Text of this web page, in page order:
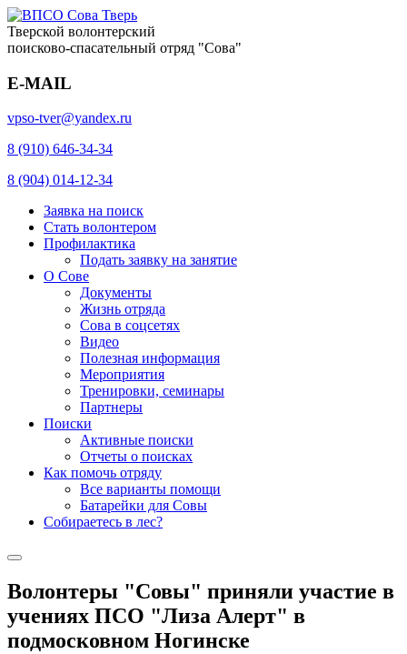
Тверской волонтерский
поисково-спасательный отряд "Сова"
E-MAIL
vpso-tver@yandex.ru
8 (910) 646-34-34
8 (904) 014-12-34
Заявка на поиск
Стать волонтером
Профилактика
Подать заявку на занятие
О Сове
Документы
Жизнь отряда
Сова в соцсетях
Видео
Полезная информация
Мероприятия
Тренировки, семинары
Партнеры
Поиски
Активные поиски
Отчеты о поисках
Как помочь отряду
Все варианты помощи
Батарейки для Совы
Собираетесь в лес?
Волонтеры "Совы" приняли участие в
учениях ПСО "Лиза Алерт" в
подмосковном Ногинске